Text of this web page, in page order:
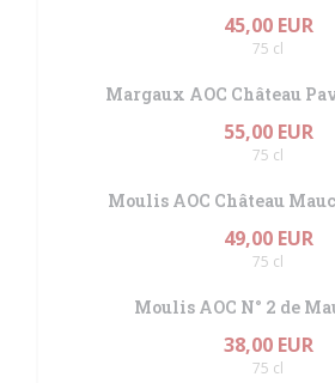
45,00 EUR
75 cl
Margaux AOC Château
55,00 EUR
75 cl
Moulis AOC Château
49,00 EUR
75 cl
Moulis AOC N° 2 de
38,00 EUR
75 cl